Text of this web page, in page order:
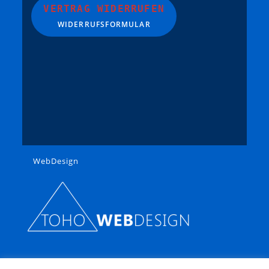
VERTRAG WIDERRUFEN
WIDERRUFSFORMULAR
WebDesign